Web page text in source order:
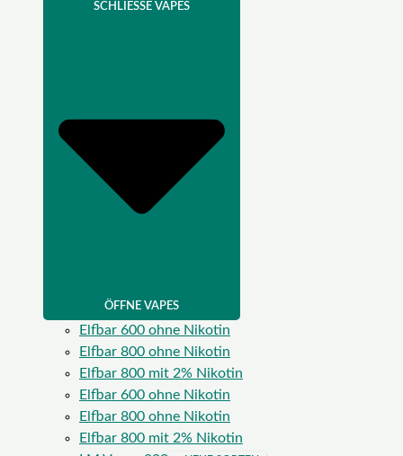
SCHLIESSE VAPES
ÖFFNE VAPES
Elfbar 600 ohne Nikotin
Elfbar 800 ohne Nikotin
Elfbar 800 mit 2% Nikotin
Elfbar 600 ohne Nikotin
Elfbar 800 ohne Nikotin
Elfbar 800 mit 2% Nikotin